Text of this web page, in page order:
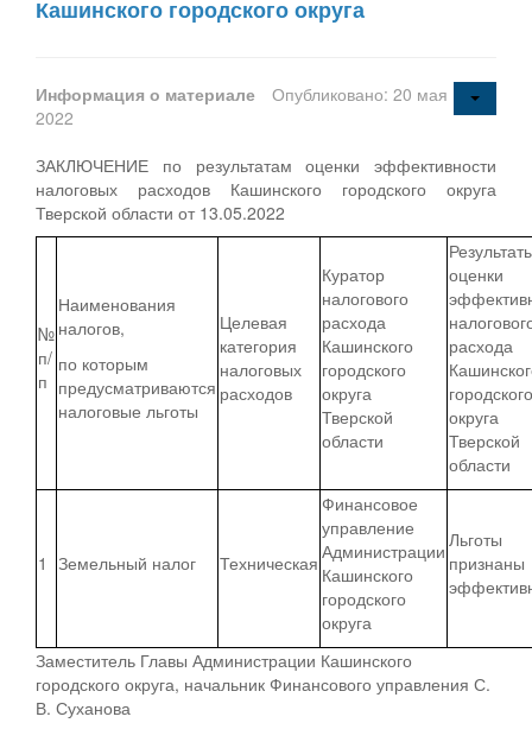
Кашинского городского округа
Информация о материале
Опубликовано: 20 мая
2022
ЗАКЛЮЧЕНИЕ по результатам оценки эффективности
налоговых расходов Кашинского городского округа
Тверской области от 13.05.2022
№
п/
п
Наименования
налогов,
по которым
предусматриваются
налоговые льготы
Целевая
категория
налоговых
расходов
Куратор
налогового
расхода
Кашинского
городского
округа
Тверской
области
оценки
расхода
городского
округа
Тверской
области
1 Земельный налог Техническая
Финансовое
управление
Администрации
Кашинского
городского
округа
Льготы
признаны
Заместитель Главы Администрации Кашинского
городского округа, начальник Финансового управления С.
В. Суханова